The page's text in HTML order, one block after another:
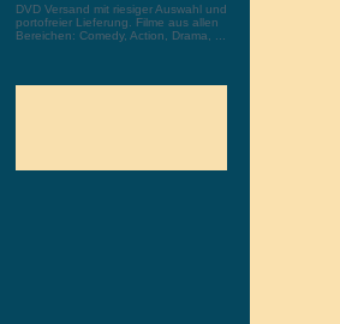
DVD Versand mit riesiger Auswahl und
portofreier Lieferung. Filme aus allen
Bereichen: Comedy, Action, Drama, ...